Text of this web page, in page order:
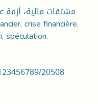
spéculation.
20508